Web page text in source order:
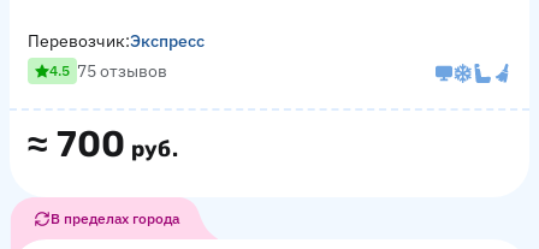
≈ 700 руб.
Перевозчик:Экспресс
4.5 75 отзывов
В пределах города